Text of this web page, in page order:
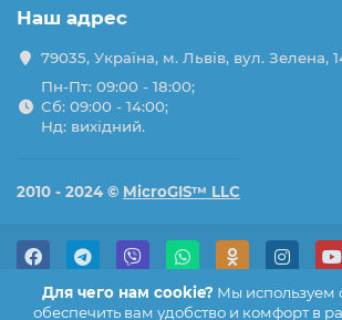
Наш адрес
79035, Україна, м. Львів, вул. Зелена,
Пн-Пт: 09:00 - 18:00;
Сб: 09:00 - 14:00;
Нд: вихідний.
2010 - 2024 © MicroGIS™ LLC
Для чего нам cookie? Мы используем
обеспечить вам удобство и комфорт в